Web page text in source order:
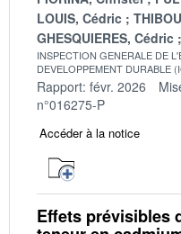
LOUIS, Cédric
GHESQUIERES, Cédric
INSPECTION GENERALE DE
DEVELOPPEMENT DURABLE
Rapport: févr. 2026
n°016275-P
Accéder à la notice
Effets prévisibles